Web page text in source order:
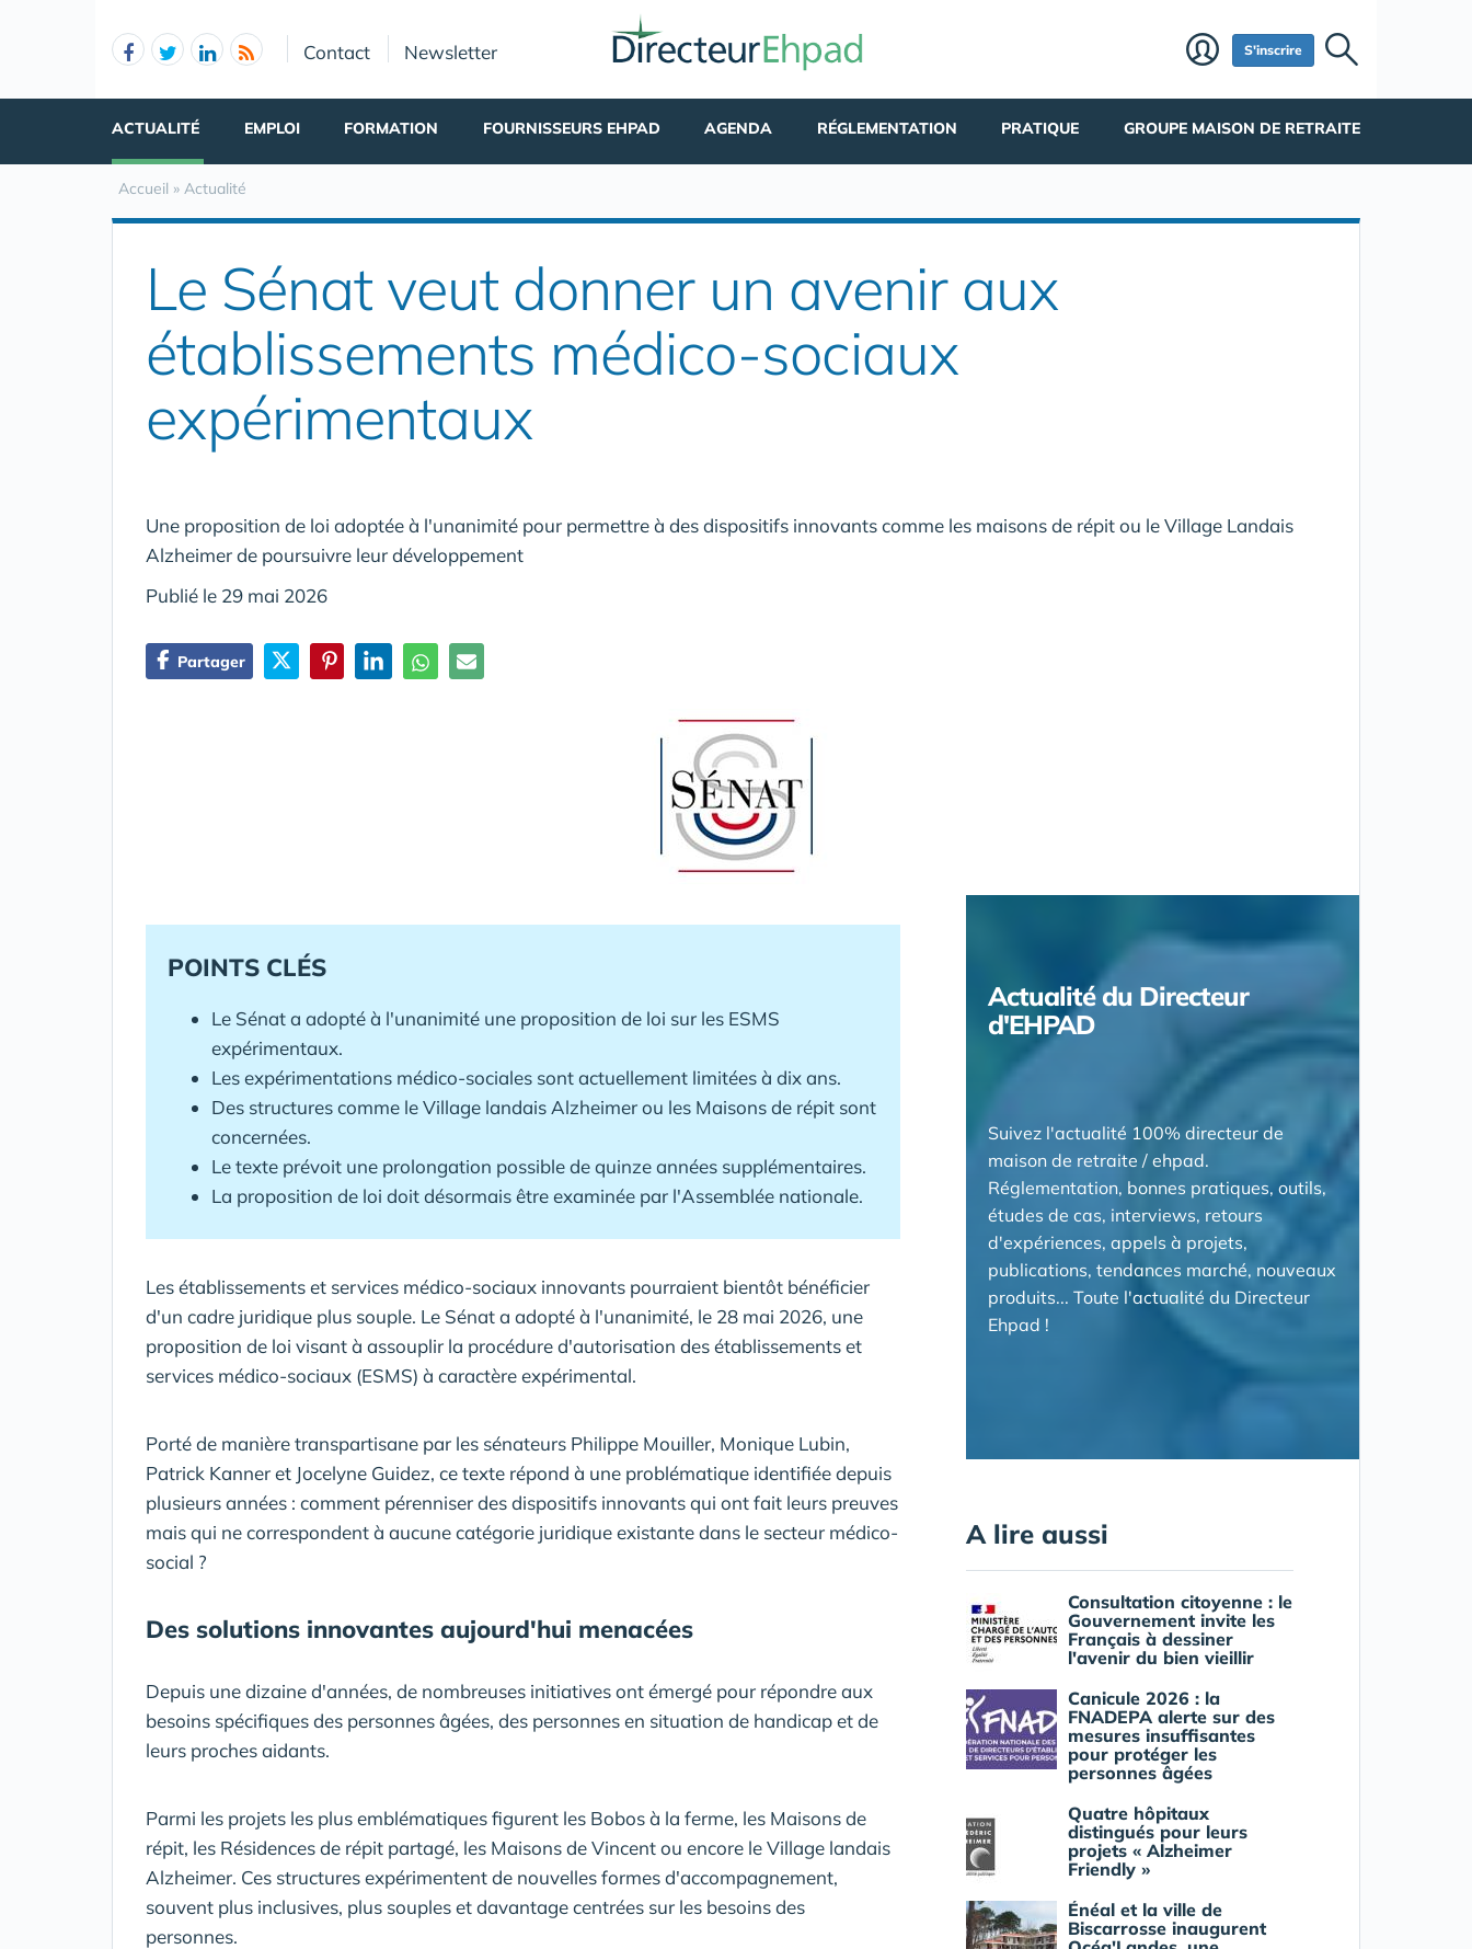
Contact Newsletter S'inscrire
ACTUALITÉ EMPLOI FORMATION FOURNISSEURS EHPAD AGENDA RÉGLEMENTATION PRATIQUE GROUPE MAISON DE RETRAITE
Accueil » Actualité
Le Sénat veut donner un avenir aux
établissements médico-sociaux
expérimentaux
Une proposition de loi adoptée à l'unanimité pour permettre à des dispositifs innovants comme les maisons de répit ou le Village Landais
Alzheimer de poursuivre leur développement
Publié le 29 mai 2026
Partager
POINTS CLÉS
Le Sénat a adopté à l'unanimité une proposition de loi sur les ESMS
expérimentaux.
Les expérimentations médico-sociales sont actuellement limitées à dix ans.
Des structures comme le Village landais Alzheimer ou les Maisons de répit sont
concernées.
Le texte prévoit une prolongation possible de quinze années supplémentaires.
La proposition de loi doit désormais être examinée par l'Assemblée nationale.
Les établissements et services médico-sociaux innovants pourraient bientôt bénéficier
d'un cadre juridique plus souple. Le Sénat a adopté à l'unanimité, le 28 mai 2026, une
proposition de loi visant à assouplir la procédure d'autorisation des établissements et
services médico-sociaux (ESMS) à caractère expérimental.
Porté de manière transpartisane par les sénateurs Philippe Mouiller, Monique Lubin,
Patrick Kanner et Jocelyne Guidez, ce texte répond à une problématique identifiée depuis
plusieurs années : comment pérenniser des dispositifs innovants qui ont fait leurs preuves
mais qui ne correspondent à aucune catégorie juridique existante dans le secteur médico-
social ?
Des solutions innovantes aujourd'hui menacées
Depuis une dizaine d'années, de nombreuses initiatives ont émergé pour répondre aux
besoins spécifiques des personnes âgées, des personnes en situation de handicap et de
leurs proches aidants.
Parmi les projets les plus emblématiques figurent les Bobos à la ferme, les Maisons de
répit, les Résidences de répit partagé, les Maisons de Vincent ou encore le Village landais
Alzheimer. Ces structures expérimentent de nouvelles formes d'accompagnement,
souvent plus inclusives, plus souples et davantage centrées sur les besoins des
personnes.
Actualité du Directeur
d'EHPAD
Suivez l'actualité 100% directeur de
maison de retraite / ehpad.
Réglementation, bonnes pratiques, outils,
études de cas, interviews, retours
d'expériences, appels à projets,
publications, tendances marché, nouveaux
produits... Toute l'actualité du Directeur
Ehpad !
A lire aussi
Consultation citoyenne : le
Gouvernement invite les
Français à dessiner
l'avenir du bien vieillir
Canicule 2026 : la
FNADEPA alerte sur des
mesures insuffisantes
pour protéger les
personnes âgées
Quatre hôpitaux
distingués pour leurs
projets « Alzheimer
Friendly »
Énéal et la ville de
Biscarrosse inaugurent